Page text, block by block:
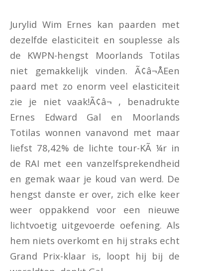
Jurylid Wim Ernes kan paarden met
dezelfde elasticiteit en souplesse als
de KWPN-hengst Moorlands Totilas
niet gemakkelijk vinden. Ã¢â¬ÅEen
paard met zo enorm veel elasticiteit
zie je niet vaak!Ã¢â¬ , benadrukte
Ernes Edward Gal en Moorlands
Totilas wonnen vanavond met maar
liefst 78,42% de lichte tour-KÃ ¼r in
de RAI met een vanzelfsprekendheid
en gemak waar je koud van werd. De
hengst danste er over, zich elke keer
weer oppakkend voor een nieuwe
lichtvoetig uitgevoerde oefening. Als
hem niets overkomt en hij straks echt
Grand Prix-klaar is, loopt hij bij de